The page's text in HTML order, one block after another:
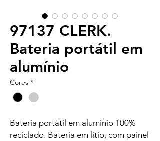
97137 CLERK.
Bateria portátil em
alumínio
Cores *
Bateria portátil em alumínio 100%
reciclado. Bateria em lítio, com painel